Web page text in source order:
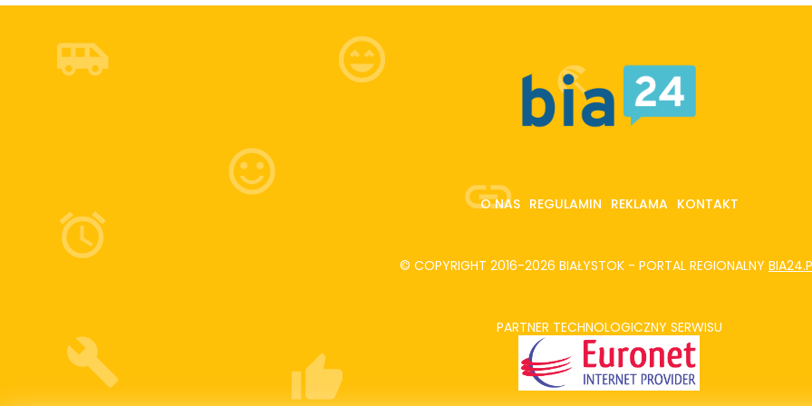
O NAS REGULAMIN REKLAMA KONTAKT
© COPYRIGHT 2016-2026 BIAŁYSTOK - PORTAL REGIONALNY
PARTNER TECHNOLOGICZNY SERWISU